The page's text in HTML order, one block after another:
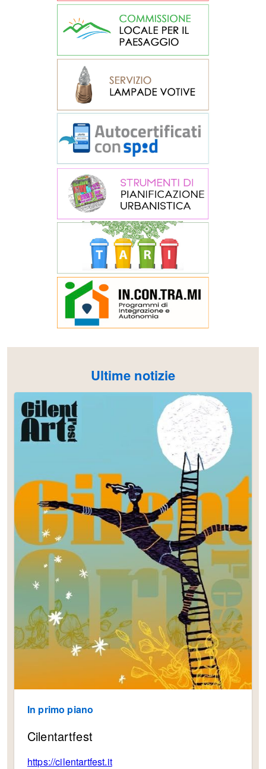
Ultime notizie
In primo piano
Cilentartfest
https://cilentartfest.it